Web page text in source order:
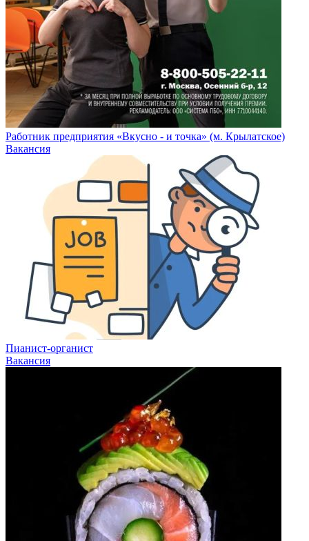
Работник предприятия «Вкусно - и точка» (м. Крылатское)
Вакансия
Пианист-органист
Вакансия